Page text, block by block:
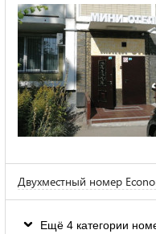
Двухместный номер
Ещё 4 категории